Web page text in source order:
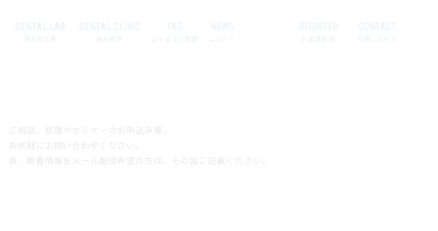
DENTAL LAB.
歯科技工所
DENTAL CLINIC
歯科医院
FAQ
よくあるご質問
NEWS
ニュース
REGISTER
お客様登録
CONTACT
お問い合わせ